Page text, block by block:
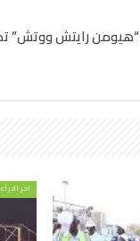
“هيومن رايتش ووتش”
اخر الارأء